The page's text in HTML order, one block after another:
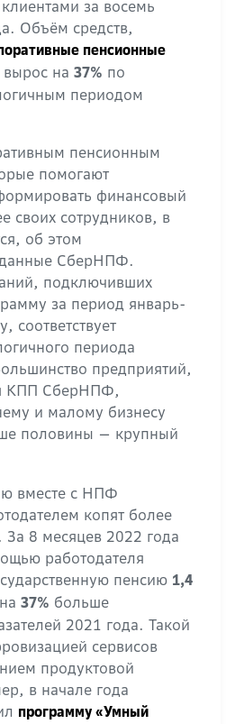
за восемь
Объём средств,
пенсионные
вырос на 37% по
периодом
пенсионным
помогают
финансовый
своих сотрудников, в
об этом
данные СберНПФ.
подключивших
за период январь-
соответствует
периода
предприятий,
КПП СберНПФ,
и малому бизнесу
половины — крупный
вместе с НПФ
копят более
За 8 месяцев 2022 года
работодателя
пенсию 1,4
37% больше
2021 года. Такой
сервисов
продуктовой
в начале года
программу «Умный